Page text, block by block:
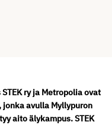
ry ja Metropolia ovat
avulla Myllypuron
aito älykampus. STEK